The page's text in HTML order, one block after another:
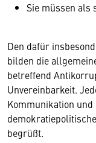
Sie müssen als
Den dafür
bilden die
betreffend
Unvereinbarkeit.
Kommunikation
begrüßt.